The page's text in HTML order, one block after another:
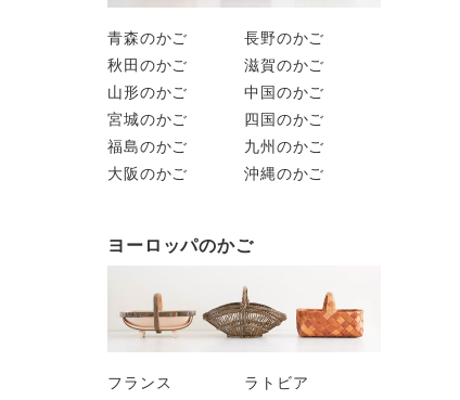
青森のかご
長野のかご
秋田のかご
滋賀のかご
山形のかご
中国のかご
宮城のかご
四国のかご
福島のかご
九州のかご
大阪のかご
沖縄のかご
ヨーロッパのかご
フランス
ラトビア